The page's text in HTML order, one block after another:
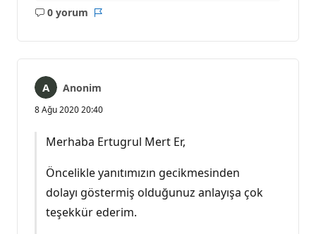
0 yorum
Açıklama
Anonim
8 Ağu 2020 20:40
Merhaba Ertugrul Mert Er,
Öncelikle yanıtımızın gecikmesinden
dolayı göstermiş olduğunuz anlayışa çok
teşekkür ederim.